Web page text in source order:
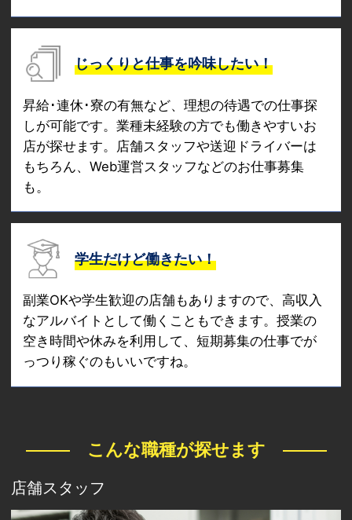
じっくりと仕事を吟味したい！
昇給･連休･寮の有無など、理想の待遇での仕事探
しが可能です。業種未経験の方でも働きやすいお
店が探せます。店舗スタッフや送迎ドライバーは
もちろん、Web運営スタッフなどのお仕事募集
も。
学生だけど働きたい！
副業OKや学生歓迎の店舗もありますので、高収入
なアルバイトとして働くこともできます。授業の
空き時間や休みを利用して、短期募集の仕事でが
っつり稼ぐのもいいですね。
こんな職種が探せます
店舗スタッフ